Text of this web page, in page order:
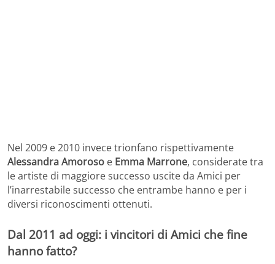
Nel 2009 e 2010 invece trionfano rispettivamente
Alessandra Amoroso e Emma Marrone, considerate tra
le artiste di maggiore successo uscite da Amici per
l’inarrestabile successo che entrambe hanno e per i
diversi riconoscimenti ottenuti.
Dal 2011 ad oggi: i vincitori di Amici che fine
hanno fatto?